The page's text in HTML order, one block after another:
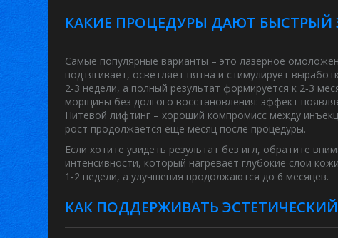
КАКИЕ ПРОЦЕДУРЫ ДАЮТ БЫСТРЫЙ
Самые популярные варианты – это лазерное
подтягивает, осветляет пятна и стимулирует
2‑3 недели, а полный результат формируется к 2‑3
морщины без долгого восстановления: эффект
Нитевой лифтинг – хороший компромисс между
рост продолжается еще месяц после процедуры.
Если хотите увидеть результат без игл, обратите
интенсивности, который нагревает глубокие слои
1‑2 недели, а улучшения продолжаются до 6 месяцев.
КАК ПОДДЕРЖИВАТЬ